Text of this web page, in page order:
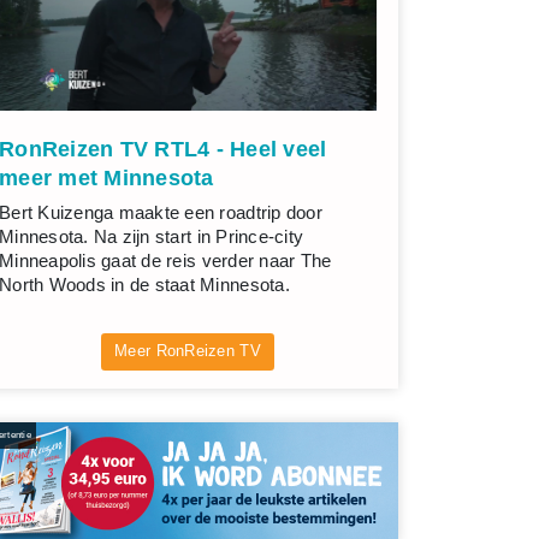
RonReizen TV RTL4 - Heel veel
meer met Minnesota
Bert Kuizenga maakte een roadtrip door
Minnesota. Na zijn start in Prince-city
Minneapolis gaat de reis verder naar The
North Woods in de staat Minnesota.
Meer RonReizen TV